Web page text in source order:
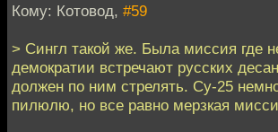
Кому: Котовод, #59
> Сингл такой же. Была миссия где
демократии встречают русских
должен по ним стрелять. Су-25
пилюлю, но все равно мерзкая